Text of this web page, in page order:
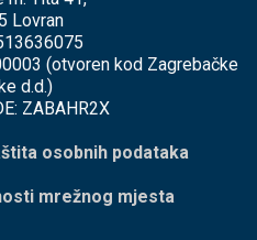
Lovran
(otvoren kod Zagrebačke
d.d.)
ZABAHR2X
osobnih podataka
mrežnog mjesta